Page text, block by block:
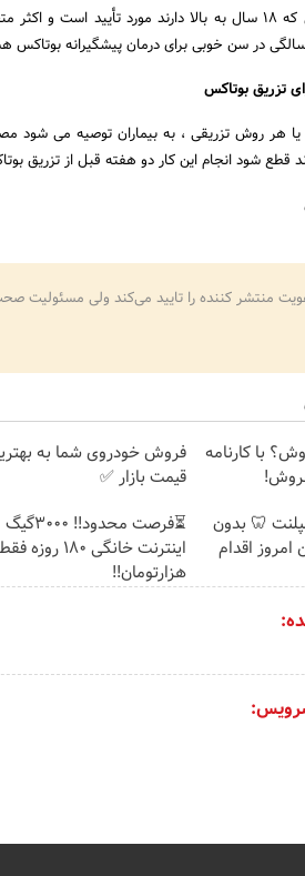
بوتاکس برای بیمارانی که ۱۸ سال به بالا دارند مورد
تزریق بوتاکس
یا هر روش تزریقی ، به بیماران توصیه می شود
قطع شود انجام این کار دو هفته قبل از تزریق
منتشر کننده را تایید می‌کند ولی
با کارنامه
فروش خودروی شما به
قیمت بازار ✅
ایمپلنت 🦷 بدون
اقدام
⏳فرصت محدود!! 3000گیگ
هزارتومان!!